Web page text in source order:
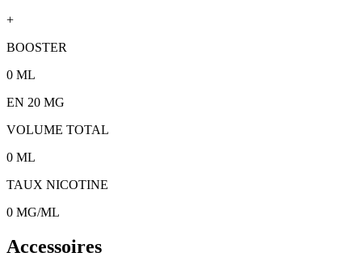
+
BOOSTER
0 ML
EN 20 MG
VOLUME TOTAL
0 ML
TAUX NICOTINE
0 MG/ML
Accessoires